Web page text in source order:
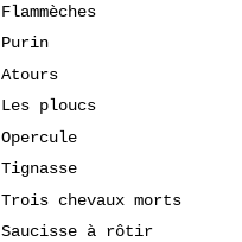
Flammèches
Purin
Atours
Les ploucs
Opercule
Tignasse
Trois chevaux morts
Saucisse à rôtir